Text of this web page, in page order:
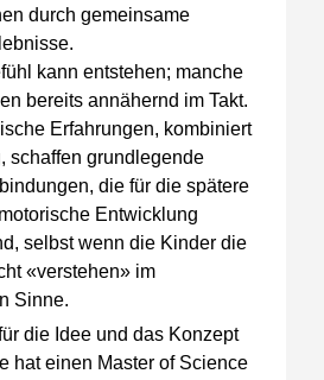
durch gemeinsame
kann entstehen; manche
bereits annähernd im Takt.
Erfahrungen, kombiniert
schaffen grundlegende
die für die spätere
Entwicklung
selbst wenn die Kinder die
«verstehen» im
Sinne.
die Idee und das Konzept
hat einen Master of Science